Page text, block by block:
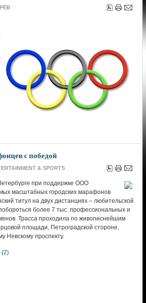
с победой
& SPORTS
при поддержке ООО
масштабных городских марафонов
титул на двух дистанциях – любительской
более 7 тыс. профессиональных и
Трасса проходила по живописнейшим
площади, Петроградской стороне,
Невскому проспекту.
(2)